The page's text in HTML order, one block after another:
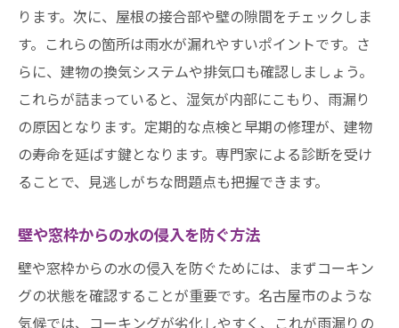
ります。次に、屋根の接合部や壁の隙間をチェックしま
す。これらの箇所は雨水が漏れやすいポイントです。さ
らに、建物の換気システムや排気口も確認しましょう。
これらが詰まっていると、湿気が内部にこもり、雨漏り
の原因となります。定期的な点検と早期の修理が、建物
の寿命を延ばす鍵となります。専門家による診断を受け
ることで、見逃しがちな問題点も把握できます。
壁や窓枠からの水の侵入を防ぐ方法
壁や窓枠からの水の侵入を防ぐためには、まずコーキン
グの状態を確認することが重要です。名古屋市のような
気候では、コーキングが劣化しやすく、これが雨漏りの